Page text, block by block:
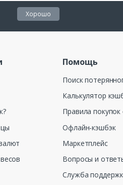
Хорошо
Помощь
Поиск
Калькулятор
Правила
Офлайн-кэшбэк
Маркетплейс
Вопросы и
Служба